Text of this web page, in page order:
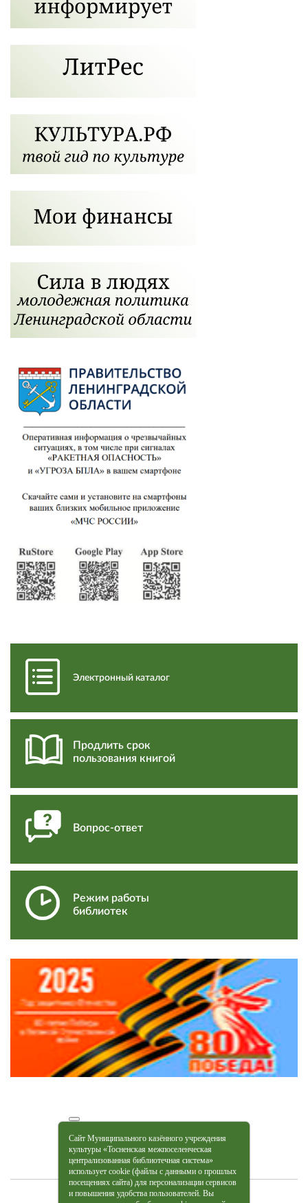
Электронный каталог
Продлить срок
пользования книгой
Вопрос-ответ
Режим работы
библиотек
Сайт Муниципального казённого учреждения
культуры «Тосненская межпоселенческая
централизованная библиотечная система»
использует cookie (файлы с данными о прошлых
посещениях сайта) для персонализации сервисов
и повышения удобства пользователей. Вы